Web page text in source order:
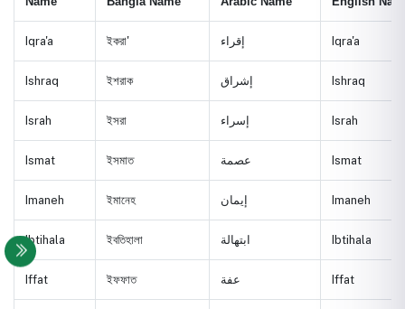
Iqra'a ইকরা' إقراء Iqra'a
Ishraq ইশরাক إشراق Ishraq
Israh ইসরা إسراء Israh
Ismat ইসমাত عصمة Ismat
Imaneh ইমানেহ إيمان Imaneh
Ibtihala ইবতিহালা ابتهالة Ibtihala
Iffat ইফফাত عفة Iffat